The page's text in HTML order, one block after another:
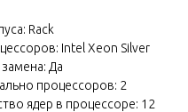
Rack
Intel Xeon Silver
замена: Да
процессоров: 2
ядер в процессоре: 12